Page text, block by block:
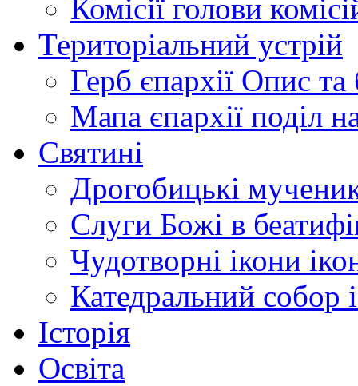
Комісії голови
Територіальний устрій
Герб єпархії Опис та
Мапа єпархії поділ
Святині
Дрогобицькі
Слуги Божі в
Чудотворні ікони
Катедральний собор
Історія
Освіта